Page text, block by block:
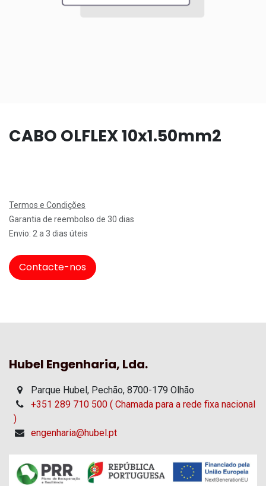
CABO OLFLEX 10x1.50mm2
Termos e Condições
Garantia de reembolso de 30 dias
Envio: 2 a 3 dias úteis
Contacte-nos
Hubel Engenharia, Lda.
Parque Hubel, Pechão, 8700-179 Olhão
+351 289 710 500 ( Chamada para a rede fixa nacional
)
engenharia@hubel.pt